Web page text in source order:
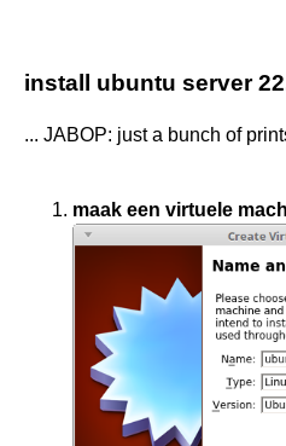
herh.oefening basis 2
herh.oefening disks
herh.oefening samba
netwerk
filesystem
softwares (apt)
install ubuntu server
... JABOP: just a bunch of
maak een virtuele